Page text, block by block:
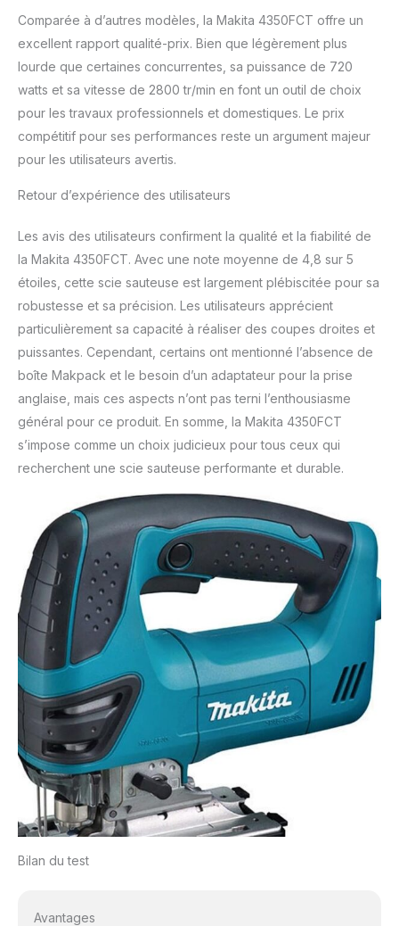
Comparée à d’autres modèles, la Makita 4350FCT offre un
excellent rapport qualité-prix. Bien que légèrement plus
lourde que certaines concurrentes, sa puissance de 720
watts et sa vitesse de 2800 tr/min en font un outil de choix
pour les travaux professionnels et domestiques. Le prix
compétitif pour ses performances reste un argument majeur
pour les utilisateurs avertis.
Retour d’expérience des utilisateurs
Les avis des utilisateurs confirment la qualité et la fiabilité de
la Makita 4350FCT. Avec une note moyenne de 4,8 sur 5
étoiles, cette scie sauteuse est largement plébiscitée pour sa
robustesse et sa précision. Les utilisateurs apprécient
particulièrement sa capacité à réaliser des coupes droites et
puissantes. Cependant, certains ont mentionné l’absence de
boîte Makpack et le besoin d’un adaptateur pour la prise
anglaise, mais ces aspects n’ont pas terni l’enthousiasme
général pour ce produit. En somme, la Makita 4350FCT
s’impose comme un choix judicieux pour tous ceux qui
recherchent une scie sauteuse performante et durable.
Bilan du test
Avantages